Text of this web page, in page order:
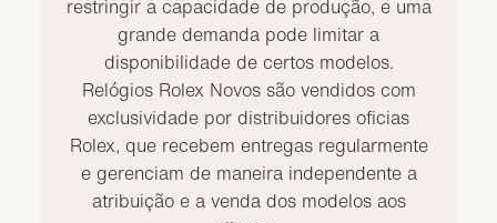
restringir a capacidade de produção, e uma
grande demanda pode limitar a
disponibilidade de certos modelos.
Relógios Rolex Novos são vendidos com
exclusividade por distribuidores oficias
Rolex, que recebem entregas regularmente
e gerenciam de maneira independente a
atribuição e a venda dos modelos aos